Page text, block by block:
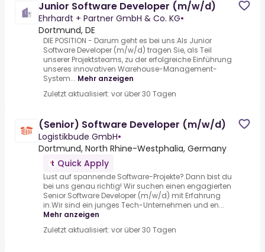
Junior Software Developer (m/w/d)
Ehrhardt + Partner GmbH & Co. KG•
Dortmund, DE
DIE POSITION - Darum geht es bei uns.Als Junior
Software Developer (m/w/d) tragen Sie, als Teil
unserer Projektsteams, zu der erfolgreiche Einführung
unseres innovativen Warehouse-Management-
System... Mehr anzeigen
Zuletzt aktualisiert: vor über 30 Tagen
(Senior) Software Developer (m/w/d)
Logistikbude GmbH•
Dortmund, North Rhine-Westphalia, Germany
Quick Apply
Lust auf spannende Software-Projekte?.Dann bist du
bei uns genau richtig! Wir suchen einen engagierten
Senior Software Developer (m/w/d) mit Erfahrung
in.Wir sind ein junges Tech-Unternehmen und en...
Mehr anzeigen
Zuletzt aktualisiert: vor über 30 Tagen